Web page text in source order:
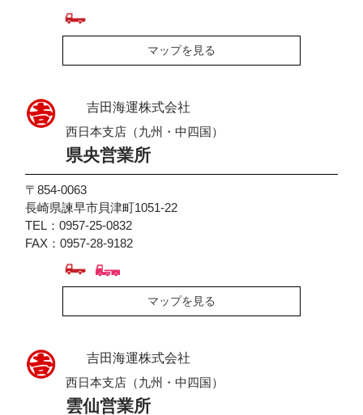
マップを見る
吉田海運株式会社
西日本支店（九州・中四国）
県央営業所
〒854-0063
長崎県諫早市貝津町1051-22
TEL：0957-25-0832
FAX：0957-28-9182
マップを見る
吉田海運株式会社
西日本支店（九州・中四国）
雲仙営業所